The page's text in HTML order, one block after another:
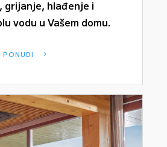
grijanje, hlađenje i
vodu u Vašem domu.